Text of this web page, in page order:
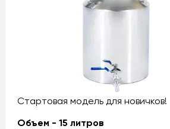
Стартовая модель для новичков!
Объем - 15 литров